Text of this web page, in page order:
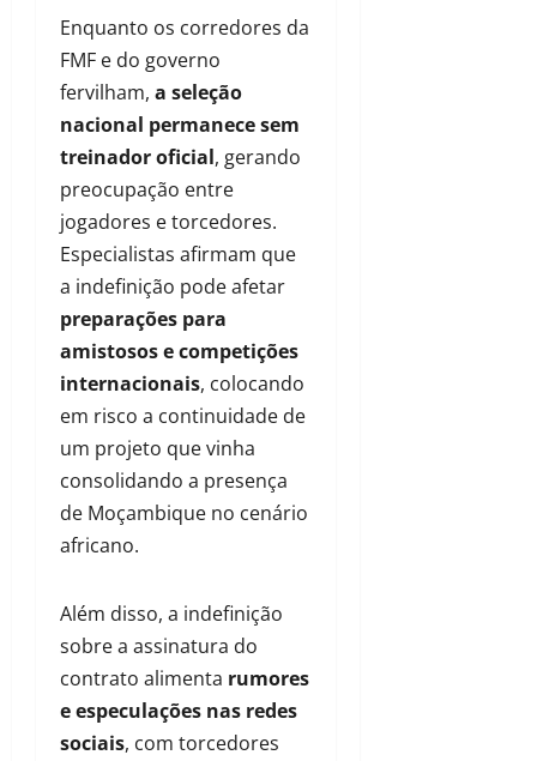
Enquanto os corredores da
FMF e do governo
fervilham, a seleção
nacional permanece sem
treinador oficial, gerando
preocupação entre
jogadores e torcedores.
Especialistas afirmam que
a indefinição pode afetar
preparações para
amistosos e competições
internacionais, colocando
em risco a continuidade de
um projeto que vinha
consolidando a presença
de Moçambique no cenário
africano.
Além disso, a indefinição
sobre a assinatura do
contrato alimenta rumores
e especulações nas redes
sociais, com torcedores